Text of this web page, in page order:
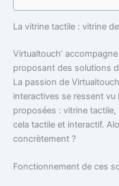
La vitrine tactile : vitrine
Virtualtouch’
proposant des solutions
La passion de
interactives se ressent
proposées : vitrine
cela tactile et interactif.
concrètement ?
Fonctionnement de ces